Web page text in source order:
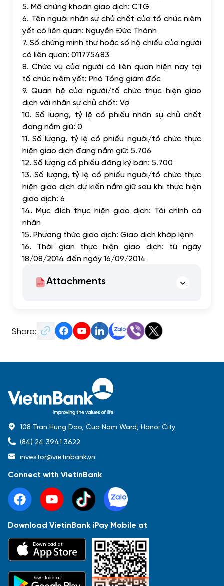
Báo cáo tài chính Thông tin giao dịch
Sự kiện
5. Mã chứng khoán giao dịch: CTG
6. Tên người nhân sự chủ chốt của tổ chức niêm
yết có liên quan: Nguyễn Đức Thành
7. Số chứng minh thư hoặc số hộ chiếu của người
có liên quan: 011775483
8. Chức vụ của người có liên quan hiện nay tại
tổ chức niêm yết: Phó Tổng giám đốc
9. Quan hệ của người/tổ chức thực hiện giao
dịch với nhân sự chủ chốt: Vợ
10. Số lượng, tỷ lệ cổ phiếu nhân sự chủ chốt
đang nắm giữ: 0
11. Số lượng, tỷ lệ cổ phiếu người/tổ chức thực
hiện giao dịch đang nắm giữ: 5.706
12. Số lượng cổ phiếu đăng ký bán: 5.700
13. Số lượng, tỷ lệ cổ phiếu người/tổ chức thực
hiện giao dịch dự kiến nắm giữ sau khi thực hiện
giao dịch: 6
14. Mục đích thực hiện giao dịch: Tài chính cá
nhân
15. Phương thức giao dịch: Giao dịch khớp lệnh
16. Thời gian thực hiện giao dịch: từ ngày
18/08/2014 đến ngày 16/09/2014
Attachments
Share:
108 Tran Hung Dao, Cua Nam Ward, Hanoi City
(84) 24 3941 3622
investor@vietinbank.vn
Connect with VietinBank
Download VietinBank iPay Mobile at
Download at
Download at